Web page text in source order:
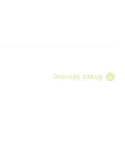
Overený nákup